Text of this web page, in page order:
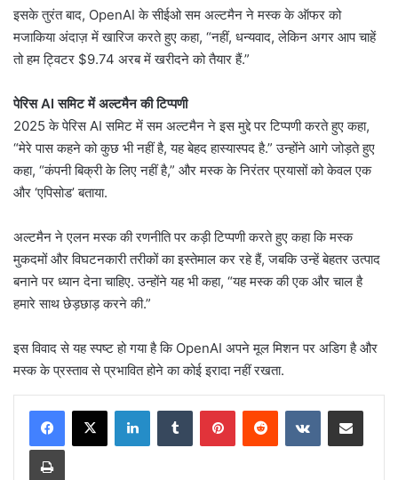
इसके तुरंत बाद, OpenAI के सीईओ सम अल्टमैन ने मस्क के ऑफर को
मजाकिया अंदाज़ में खारिज करते हुए कहा, “नहीं, धन्यवाद, लेकिन अगर आप चाहें
तो हम ट्विटर $9.74 अरब में खरीदने को तैयार हैं.”
पेरिस AI समिट में अल्टमैन की टिप्पणी
2025 के पेरिस AI समिट में सम अल्टमैन ने इस मुद्दे पर टिप्पणी करते हुए कहा,
“मेरे पास कहने को कुछ भी नहीं है, यह बेहद हास्यास्पद है.” उन्होंने आगे जोड़ते हुए
कहा, “कंपनी बिक्री के लिए नहीं है,” और मस्क के निरंतर प्रयासों को केवल एक
और ‘एपिसोड’ बताया.
अल्टमैन ने एलन मस्क की रणनीति पर कड़ी टिप्पणी करते हुए कहा कि मस्क
मुकदमों और विघटनकारी तरीकों का इस्तेमाल कर रहे हैं, जबकि उन्हें बेहतर उत्पाद
बनाने पर ध्यान देना चाहिए. उन्होंने यह भी कहा, “यह मस्क की एक और चाल है
हमारे साथ छेड़छाड़ करने की.”
इस विवाद से यह स्पष्ट हो गया है कि OpenAI अपने मूल मिशन पर अडिग है और
मस्क के प्रस्ताव से प्रभावित होने का कोई इरादा नहीं रखता.
LinkedInTumblr PinterestReddit VKontakteShare via Email
Print